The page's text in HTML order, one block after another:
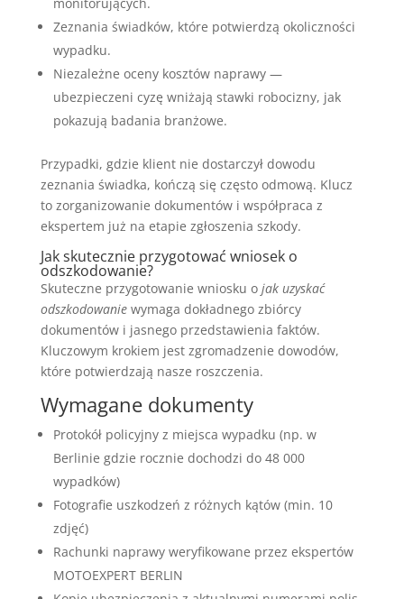
Zeznania świadków, które potwierdzą okoliczności
wypadku.
Niezależne oceny kosztów naprawy —
ubezpieczeni cyzę wniżają stawki robocizny, jak
pokazują badania branżowe.
Przypadki, gdzie klient nie dostarczył dowodu
zeznania świadka, kończą się często odmową. Klucz
to zorganizowanie dokumentów i współpraca z
ekspertem już na etapie zgłoszenia szkody.
Jak skutecznie przygotować wniosek o
odszkodowanie?
Skuteczne przygotowanie wniosku o jak uzyskać
odszkodowaniewymaga dokładnego zbiórcy
dokumentów i jasnego przedstawienia faktów.
Kluczowym krokiem jest zgromadzenie dowodów,
które potwierdzają nasze roszczenia.
Wymagane dokumenty
Protokół policyjny z miejsca wypadku (np. w
Berlinie gdzie rocznie dochodzi do 48 000
wypadków)
Fotografie uszkodzeń z różnych kątów (min. 10
zdjęć)
Rachunki naprawy weryfikowane przez ekspertów
MOTOEXPERT BERLIN